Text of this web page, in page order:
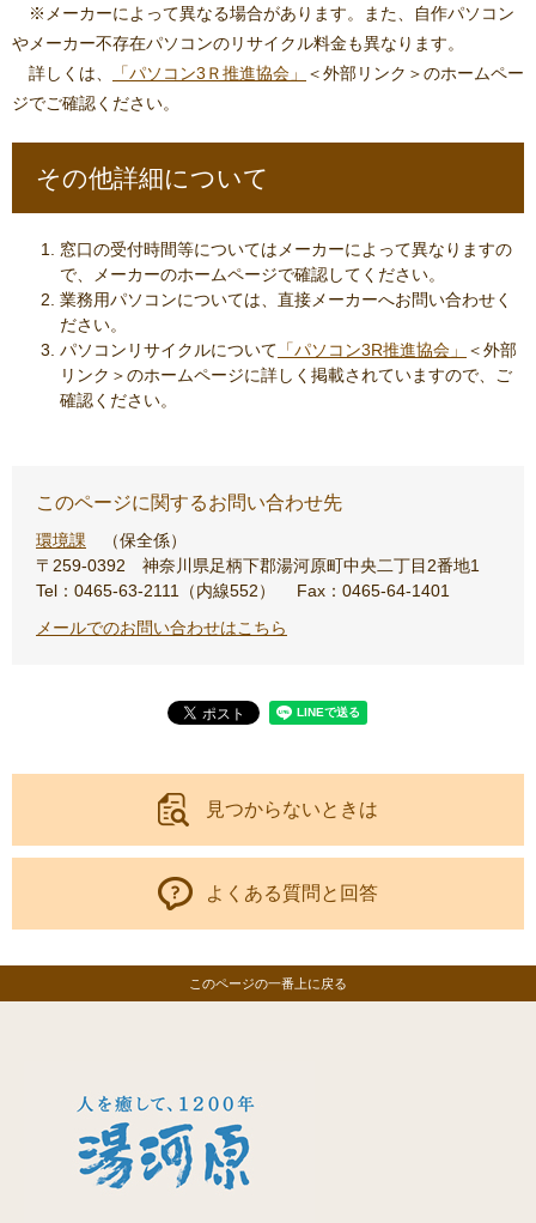
※メーカーによって異なる場合があります。また、自作パソコン
やメーカー不存在パソコンのリサイクル料金も異なります。
詳しくは、
「パソコン3Ｒ推進協会」 ＜外部リンク＞のホームペー
ジでご確認ください。
その他詳細について
窓口の受付時間等についてはメーカーによって異なりますの
で、メーカーのホームページで確認してください。
業務用パソコンについては、直接メーカーへお問い合わせく
ださい。
パソコンリサイクルについて 「パソコン3R推進協会」
＜外部
リンク＞のホームページに詳しく掲載されていますので、ご
確認ください。
このページに関するお問い合わせ先
環境課
保全係
〒259-0392
神奈川県足柄下郡湯河原町中央二丁目2番地1
Tel：0465-63-2111（内線552）
Fax：0465-64-1401
メールでのお問い合わせはこちら
見つからないときは
よくある質問と回答
このページの一番上に戻る